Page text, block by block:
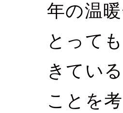
年の温
とって
きてい
ことを